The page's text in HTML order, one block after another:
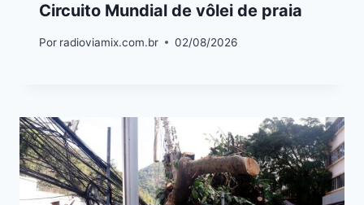
Circuito Mundial de vôlei de praia
Por radioviamix.com.br 02/08/2026